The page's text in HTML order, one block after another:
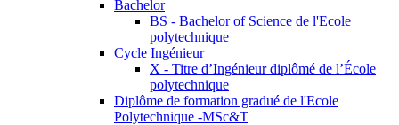
Bachelor
BS - Bachelor of Science de l'Ecole
polytechnique
Cycle Ingénieur
X - Titre d’Ingénieur diplômé de l’École
polytechnique
Diplôme de formation gradué de l'Ecole
Polytechnique -MSc&T